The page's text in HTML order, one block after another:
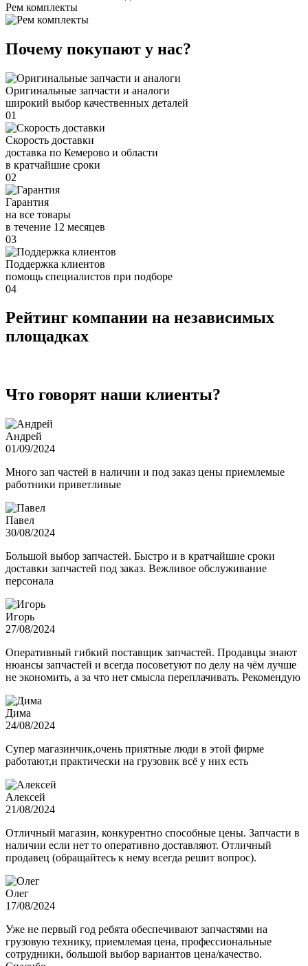
Рем комплекты
Почему покупают у нас?
Оригинальные запчасти и аналоги
широкий выбор качественных деталей
01
Скорость доставки
доставка по Кемерово и области
в кратчайшие сроки
02
Гарантия
на все товары
в течение 12 месяцев
03
Поддержка клиентов
помощь специалистов при подборе
04
Рейтинг компании на независимых
площадках
Что говорят наши клиенты?
Андрей
01/09/2024
Много зап частей в наличии и под заказ цены приемлемые
работники приветливые
Павел
30/08/2024
Большой выбор запчастей. Быстро и в кратчайшие сроки
доставки запчастей под заказ. Вежливое обслуживание
персонала
Игорь
27/08/2024
Оперативный гибкий поставщик запчастей. Продавцы знают
нюансы запчастей и всегда посоветуют по делу на чём лучше
не экономить, а за что нет смысла переплачивать. Рекомендую
Дима
24/08/2024
Супер магазинчик,очень приятные люди в этой фирме
работают,и практически на грузовик всё у них есть
Алексей
21/08/2024
Отличный магазин, конкурентно способные цены. Запчасти в
наличии если нет то оперативно доставляют. Отличный
продавец (обращайтесь к нему всегда решит вопрос).
Олег
17/08/2024
Уже не первый год ребята обеспечивают запчастями на
грузовую технику, приемлемая цена, профессиональные
сотрудники, большой выбор вариантов цена/качество.